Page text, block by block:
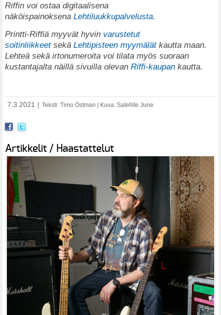
Riffin voi ostaa digitaalisena
näköispainoksena Lehtiluukkupalvelusta.
Printti-Riffiä myyvät hyvin varustetut
soitinliikkeet sekä Lehtipisteen myymälätkautta maan.
Lehteä sekä irtonumeroita voi tilata myös suoraan
kustantajalta näillä sivuilla olevan Riffi-kaupan kautta.
7.3.2021 Teksti: Timo Östman | Kuva: Satellite June
Artikkelit / Haastattelut